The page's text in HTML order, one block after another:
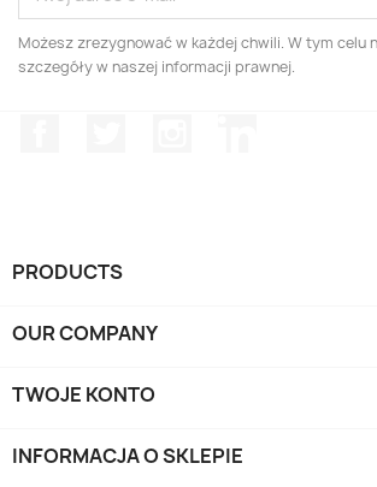
Możesz zrezygnować w każdej chwili. W tym celu
szczegóły w naszej informacji prawnej.
PRODUCTS
OUR COMPANY
TWOJE KONTO
INFORMACJA O SKLEPIE